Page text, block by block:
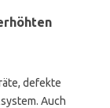
defekte
Auch